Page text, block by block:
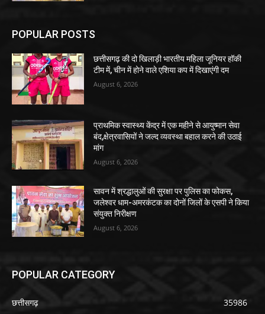
POPULAR POSTS
छत्तीसगढ़ की दो खिलाड़ी भारतीय महिला जूनियर हॉकी
टीम में, चीन में होने वाले एशिया कप में दिखाएंगी दम
August 6, 2026
प्राथमिक स्वास्थ्य केंद्र में एक महीने से आयुष्मान सेवा
बंद,क्षेत्रवासियों ने जल्द व्यवस्था बहाल करने की उठाई
मांग
August 6, 2026
सावन में श्रद्धालुओं की सुरक्षा पर पुलिस का फोकस,
जलेश्वर धाम-अमरकंटक का दोनों जिलों के एसपी ने किया
संयुक्त निरीक्षण
August 6, 2026
POPULAR CATEGORY
छत्तीसगढ़
35986